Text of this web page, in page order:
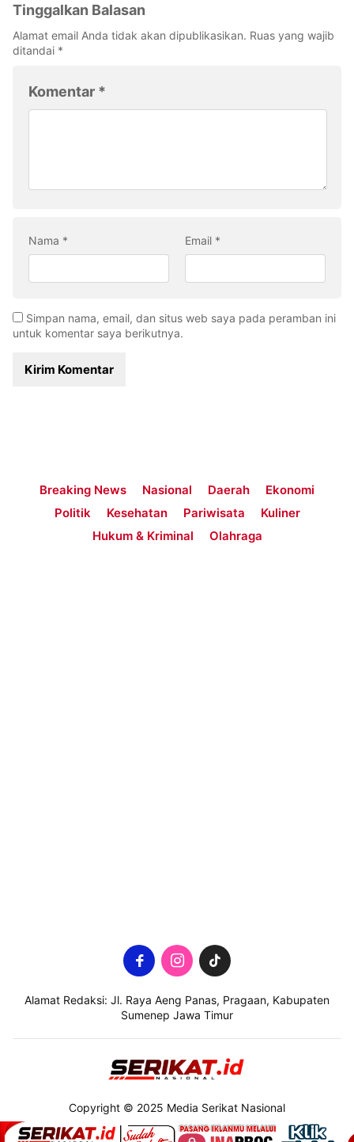
Tinggalkan Balasan
Alamat email Anda tidak akan dipublikasikan. Ruas yang wajib
ditandai *
Komentar *
Nama * Email *
Simpan nama, email, dan situs web saya pada peramban ini
untuk komentar saya berikutnya.
Breaking News Nasional Daerah
Ekonomi
Politik
Kesehatan Pariwisata
Kuliner
Hukum & Kriminal
Olahraga
Alamat Redaksi: Jl. Raya Aeng Panas, Pragaan, Kabupaten
Sumenep Jawa Timur
Copyright © 2025 Media Serikat Nasional